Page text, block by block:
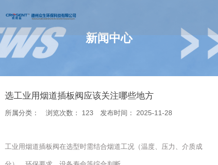
新闻中心
选工业用烟道插板阀应该关注哪些地方
所属分类： 浏览次数： 123 发布时间： 2025-11-28
工业用烟道插板阀在选型时需结合烟道工况（温度、压力、介质成